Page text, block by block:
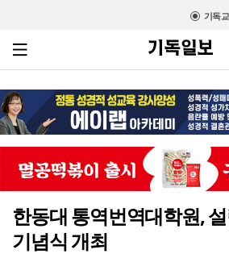
기독교
한동대 통역번역대학원,
기념식 개최